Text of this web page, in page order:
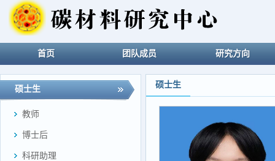
首页 团队成员 研究方向
硕士生
教师
博士后
科研助理
硕士生